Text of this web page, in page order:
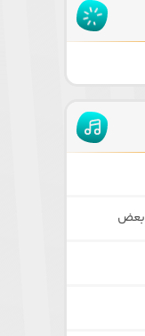
بعض